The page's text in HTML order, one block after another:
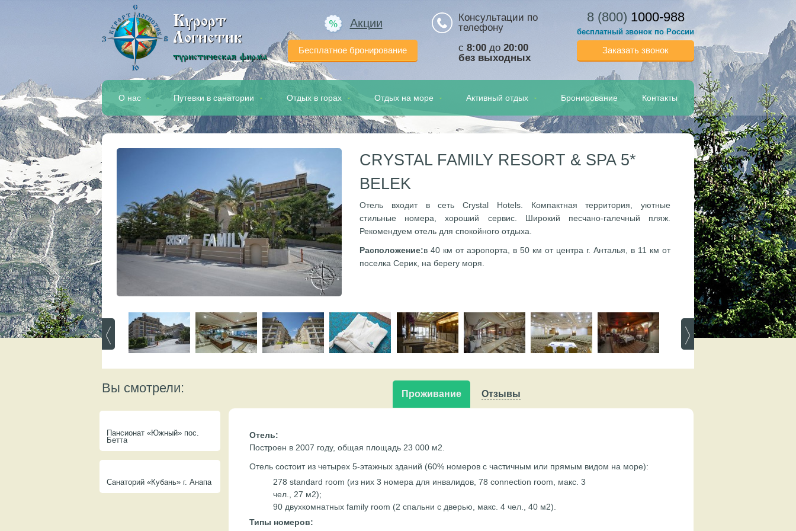
Курорт
Логистик
туристическая фирма
Акции
Бесплатное бронирование
Консультации по
телефону
с 8:00 до 20:00
без выходных
8 (800) 1000-988
бесплатный звонок по России
Заказать звонок
О нас Путевки в санатории Отдых в горах Отдых на море Активный отдых Бронирование Контакты
CRYSTAL FAMILY RESORT & SPA 5*
BELEK
Отель входит в сеть Crystal Hotels. Компактная территория, уютные
стильные номера, хороший сервис. Широкий песчано-галечный пляж.
Рекомендуем отель для спокойного отдыха.
Расположение:в 40 км от аэропорта, в 50 км от центра г. Анталья, в 11 км от
поселка Серик, на берегу моря.
Вы смотрели:
Пансионат «Южный» пос.
Бетта
Санаторий «Кубань» г. Анапа
Проживание Отзывы
Отель:
Построен в 2007 году, общая площадь 23 000 м2.
Отель состоит из четырех 5-этажных зданий (60% номеров с частичным или прямым видом на море):
278 standard room (из них 3 номера для инвалидов, 78 connection room, макс. 3
чел., 27 м2);
90 двухкомнатных family room (2 спальни с дверью, макс. 4 чел., 40 м2).
Типы номеров: